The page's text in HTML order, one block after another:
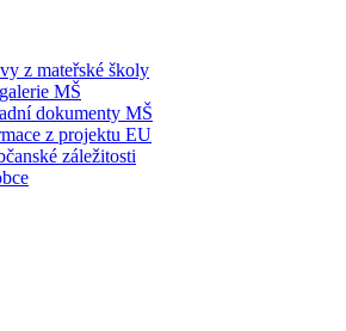
z mateřské školy
MŠ
dokumenty MŠ
z projektu EU
záležitosti